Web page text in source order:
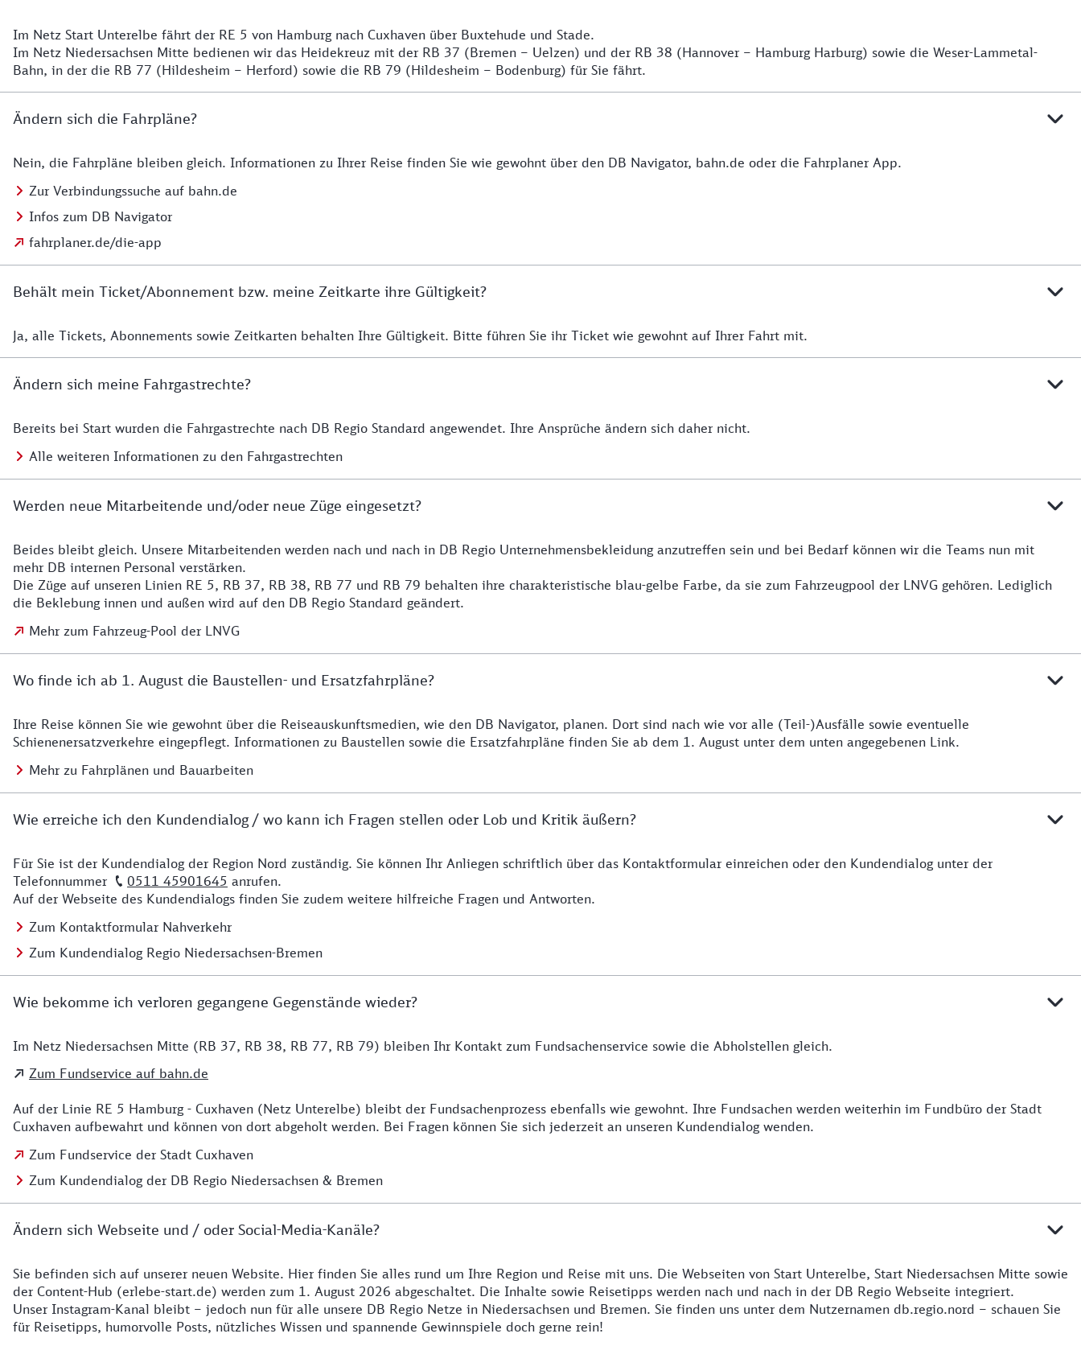
Details
Im Netz Start Unterelbe fährt der RE 5 von Hamburg nach Cuxhaven über Buxtehude und Stade.
Im Netz Niedersachsen Mitte bedienen wir das Heidekreuz mit der RB 37 (Bremen – Uelzen) und der RB 38 (Hannover – Hamburg Harburg) sowie die Weser-Lammetal-
Bahn, in der die RB 77 (Hildesheim – Herford) sowie die RB 79 (Hildesheim – Bodenburg) für Sie fährt.
Ändern sich die Fahrpläne?
Details zu den Fahrplänen
Nein, die Fahrpläne bleiben gleich. Informationen zu Ihrer Reise finden Sie wie gewohnt über den DB Navigator, bahn.de oder die Fahrplaner App.
Zur Verbindungssuche auf bahn.de
Infos zum DB Navigator
fahrplaner.de/die-app
Behält mein Ticket/Abonnement bzw. meine Zeitkarte ihre Gültigkeit?
Details zur Zeitkarte
Ja, alle Tickets, Abonnements sowie Zeitkarten behalten Ihre Gültigkeit. Bitte führen Sie ihr Ticket wie gewohnt auf Ihrer Fahrt mit.
Ändern sich meine Fahrgastrechte?
Details zu Fahrgastrechten
Bereits bei Start wurden die Fahrgastrechte nach DB Regio Standard angewendet. Ihre Ansprüche ändern sich daher nicht.
Alle weiteren Informationen zu den Fahrgastrechten
Werden neue Mitarbeitende und/oder neue Züge eingesetzt?
Details zu den Mitarbeitenden
Beides bleibt gleich. Unsere Mitarbeitenden werden nach und nach in DB Regio Unternehmensbekleidung anzutreffen sein und bei Bedarf können wir die Teams nun mit
mehr DB internen Personal verstärken.
Die Züge auf unseren Linien RE 5, RB 37, RB 38, RB 77 und RB 79 behalten ihre charakteristische blau-gelbe Farbe, da sie zum Fahrzeugpool der LNVG gehören. Lediglich
die Beklebung innen und außen wird auf den DB Regio Standard geändert.
Mehr zum Fahrzeug-Pool der LNVG
Wo finde ich ab 1. August die Baustellen- und Ersatzfahrpläne?
Details zu Baustelle
Ihre Reise können Sie wie gewohnt über die Reiseauskunftsmedien, wie den DB Navigator, planen. Dort sind nach wie vor alle (Teil-)Ausfälle sowie eventuelle
Schienenersatzverkehre eingepflegt. Informationen zu Baustellen sowie die Ersatzfahrpläne finden Sie ab dem 1. August unter dem unten angegebenen Link.
Mehr zu Fahrplänen und Bauarbeiten
Wie erreiche ich den Kundendialog / wo kann ich Fragen stellen oder Lob und Kritik äußern?
Details zu Kontakt
Für Sie ist der Kundendialog der Region Nord zuständig. Sie können Ihr Anliegen schriftlich über das Kontaktformular einreichen oder den Kundendialog unter der
Telefonnummer
0511 45901645 anrufen.
Auf der Webseite des Kundendialogs finden Sie zudem weitere hilfreiche Fragen und Antworten.
Zum Kontaktformular Nahverkehr
Zum Kundendialog Regio Niedersachsen-Bremen
Wie bekomme ich verloren gegangene Gegenstände wieder?
Details zu Kontakt
Im Netz Niedersachsen Mitte (RB 37, RB 38, RB 77, RB 79) bleiben Ihr Kontakt zum Fundsachenservice sowie die Abholstellen gleich.
Zum Fundservice auf bahn.de
Auf der Linie RE 5 Hamburg - Cuxhaven (Netz Unterelbe) bleibt der Fundsachenprozess ebenfalls wie gewohnt. Ihre Fundsachen werden weiterhin im Fundbüro der Stadt
Cuxhaven aufbewahrt und können von dort abgeholt werden. Bei Fragen können Sie sich jederzeit an unseren Kundendialog wenden.
Zum Fundservice der Stadt Cuxhaven
Zum Kundendialog der DB Regio Niedersachsen & Bremen
Ändern sich Webseite und / oder Social-Media-Kanäle?
Details zur Website
Sie befinden sich auf unserer neuen Website. Hier finden Sie alles rund um Ihre Region und Reise mit uns. Die Webseiten von Start Unterelbe, Start Niedersachsen Mitte sowie
der Content-Hub (erlebe-start.de) werden zum 1. August 2026 abgeschaltet. Die Inhalte sowie Reisetipps werden nach und nach in der DB Regio Webseite integriert.
Unser Instagram-Kanal bleibt – jedoch nun für alle unsere DB Regio Netze in Niedersachsen und Bremen. Sie finden uns unter dem Nutzernamen db.regio.nord – schauen Sie
für Reisetipps, humorvolle Posts, nützliches Wissen und spannende Gewinnspiele doch gerne rein!